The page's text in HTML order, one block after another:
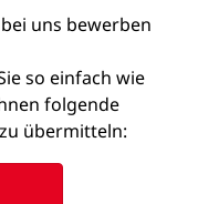
uns bewerben
so einfach wie
folgende
übermitteln: